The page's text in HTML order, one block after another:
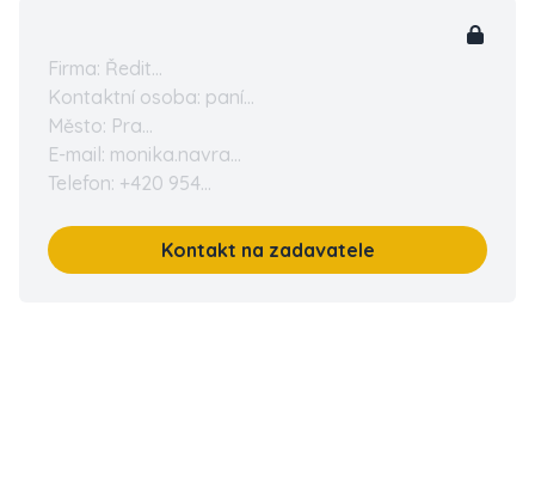
Firma: Ředit...
Kontaktní osoba: paní...
Město: Pra...
E-mail: monika.navra...
Telefon: +420 954...
Kontakt na zadavatele